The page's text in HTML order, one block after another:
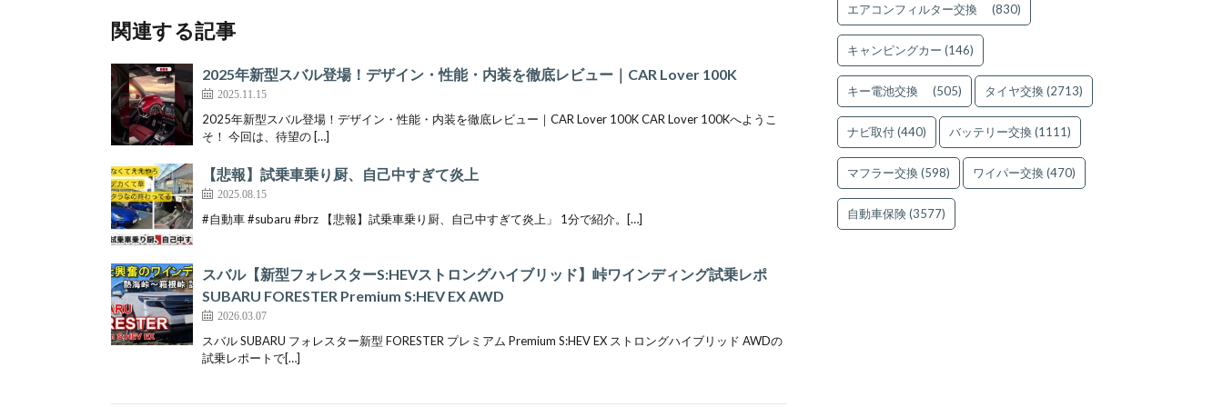
関連する記事
2025年新型スバル登場！デザイン・性能・内装を徹底レビュー｜CAR Lover 100K
2025.11.15
2025年新型スバル登場！デザイン・性能・内装を徹底レビュー｜CAR Lover 100K CAR Lover 100Kへようこ
そ！ 今回は、待望の […]
【悲報】試乗車乗り厨、自己中すぎて炎上
2025.08.15
#自動車 #subaru #brz 【悲報】試乗車乗り厨、自己中すぎて炎上」 1分で紹介。[…]
スバル【新型フォレスターS:HEVストロングハイブリッド】峠ワインディング試乗レポ
SUBARU FORESTER Premium S:HEV EX AWD
2026.03.07
スバル SUBARU フォレスター新型 FORESTER プレミアム Premium S:HEV EX ストロングハイブリッド AWDの
試乗レポートで[…]
エアコンフィルター交換 (830)
キャンピングカー (146)
キー電池交換 (505) タイヤ交換(2713)
ナビ取付(440) バッテリー交換(1111)
マフラー交換(598) ワイパー交換(470)
自動車保険(3577)